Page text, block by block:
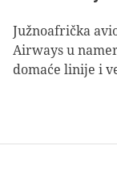
Južnoafrička
Airways u
domaće linije i